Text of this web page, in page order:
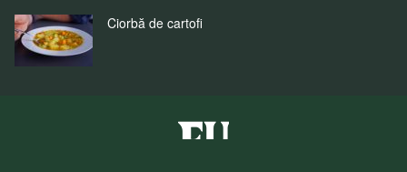
Ciorbă de cartofi